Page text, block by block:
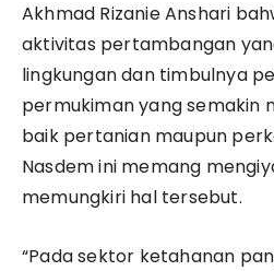
Akhmad Rizanie Anshari
aktivitas pertambangan
lingkungan dan timbulnya
permukiman yang semakin
baik pertanian maupun
Nasdem ini memang
memungkiri hal tersebut.
“Pada sektor ketahanan